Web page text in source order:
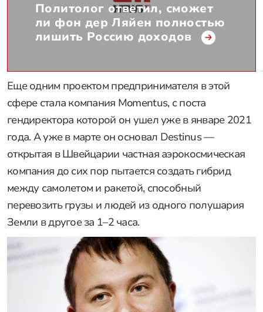
Политолог ответил, сможет
ли фон дер Ляйен полностью
лишить Россию доходов
Еще одним проектом предпринимателя в этой
сфере стала компания Momentus, с поста
гендиректора которой он ушел уже в январе 2021
года. А уже в марте он основал Destinus —
открытая в Швейцарии частная аэрокосмическая
компания до сих пор пытается создать гибрид
между самолетом и ракетой, способный
перевозить грузы и людей из одного полушария
Земли в другое за 1–2 часа.